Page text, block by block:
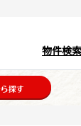
物件検索